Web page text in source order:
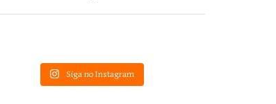
Siga no Instagram